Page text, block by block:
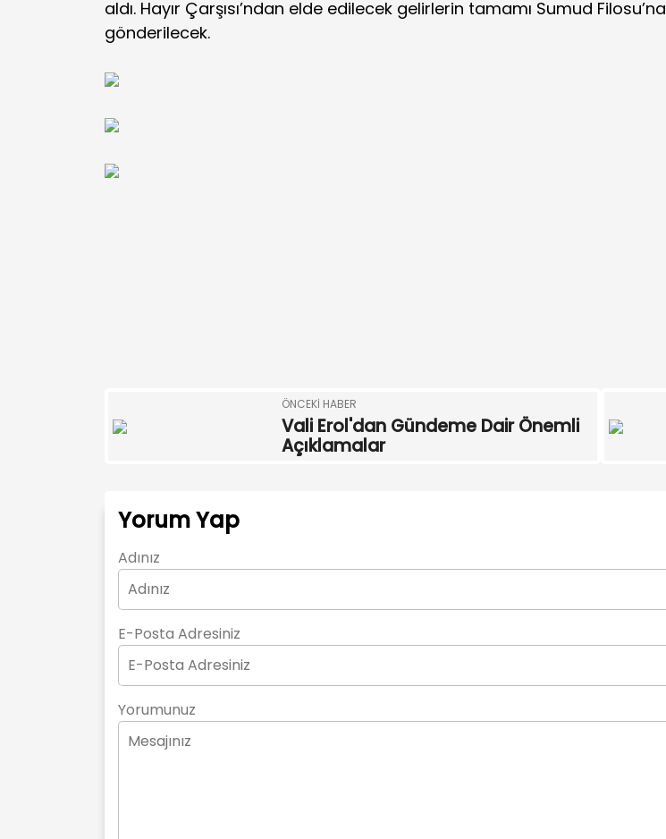
aldı. Hayır Çarşısı’ndan elde edilecek gelirlerin tamamı Sumud Filosu’na
gönderilecek.
ÖNCEKI HABER
Vali Erol'dan Gündeme Dair Önemli
Açıklamalar
Yorum Yap
Adınız
E-Posta Adresiniz
Yorumunuz